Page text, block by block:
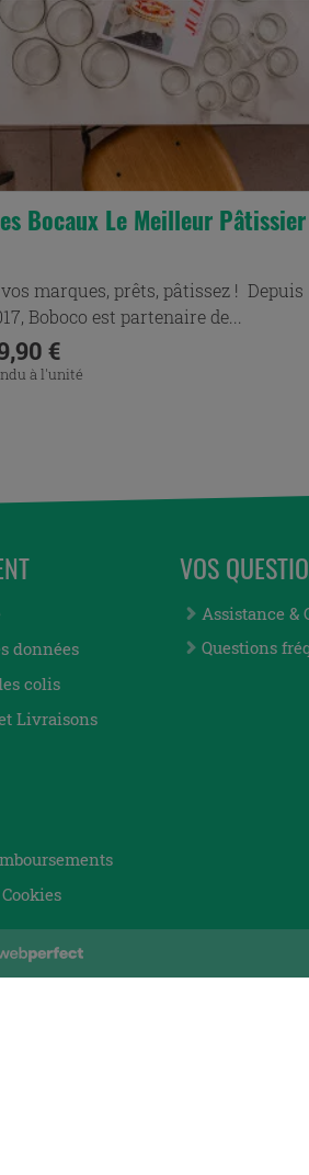
Bocaux Le Meilleur Pâtissier
marques, prêts, pâtissez ! Depuis
Boboco est partenaire de...
€
à l'unité
données
colis
Livraisons
VOS
Assistance &
Questions